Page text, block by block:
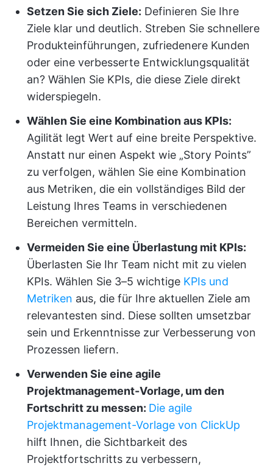
Setzen Sie sich Ziele: Definieren Sie Ihre
Ziele klar und deutlich. Streben Sie schnellere
Produkteinführungen, zufriedenere Kunden
oder eine verbesserte Entwicklungsqualität
an? Wählen Sie KPIs, die diese Ziele direkt
widerspiegeln.
Wählen Sie eine Kombination aus KPIs:
Agilität legt Wert auf eine breite Perspektive.
Anstatt nur einen Aspekt wie „Story Points”
zu verfolgen, wählen Sie eine Kombination
aus Metriken, die ein vollständiges Bild der
Leistung Ihres Teams in verschiedenen
Bereichen vermitteln.
Vermeiden Sie eine Überlastung mit KPIs:
Überlasten Sie Ihr Team nicht mit zu vielen
KPIs. Wählen Sie 3–5 wichtige KPIs und
Metriken aus, die für Ihre aktuellen Ziele am
relevantesten sind. Diese sollten umsetzbar
sein und Erkenntnisse zur Verbesserung von
Prozessen liefern.
Verwenden Sie eine agile
Projektmanagement-Vorlage, um den
Fortschritt zu messen: Die agile
Projektmanagement-Vorlage von ClickUp
hilft Ihnen, die Sichtbarkeit des
Projektfortschritts zu verbessern,